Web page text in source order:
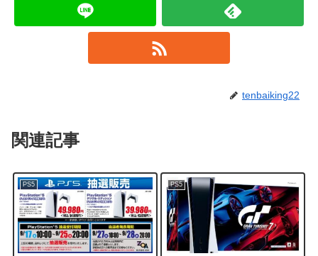
tenbaiking22
関連記事
PS5 PS5